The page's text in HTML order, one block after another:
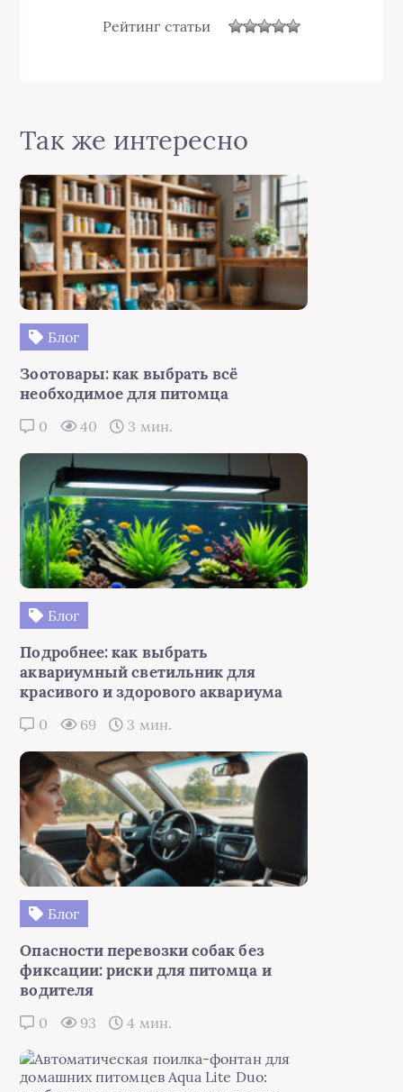
Рейтинг статьи
Так же интересно
Блог
Зоотовары: как выбрать всё
необходимое для питомца
0 40 3 мин.
Блог
Подробнее: как выбрать
аквариумный светильник для
красивого и здорового аквариума
0 69 3 мин.
Блог
Опасности перевозки собак без
фиксации: риски для питомца и
водителя
0 93 4 мин.